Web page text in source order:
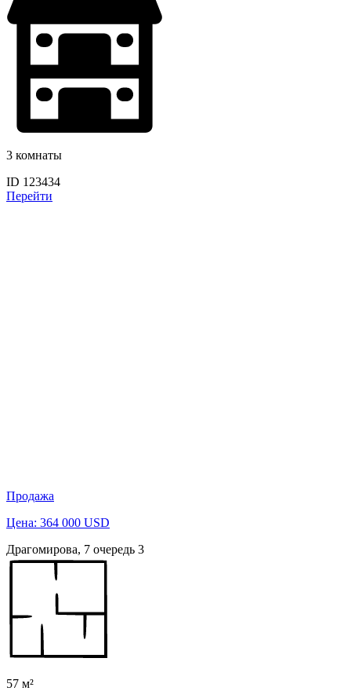
3 комнаты
ID 123434
Перейти
Продажа
Цена: 364 000 USD
Драгомирова, 7 очередь 3
57 м²